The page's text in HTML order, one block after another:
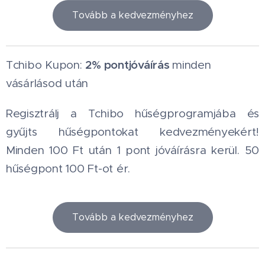
Tovább a kedvezményhez
Tchibo Kupon: 2% pontjóváírás minden
vásárlásod után
Regisztrálj a Tchibo hűségprogramjába és
gyűjts hűségpontokat kedvezményekért!
Minden 100 Ft után 1 pont jóváírásra kerül. 50
hűségpont 100 Ft-ot ér.
Tovább a kedvezményhez